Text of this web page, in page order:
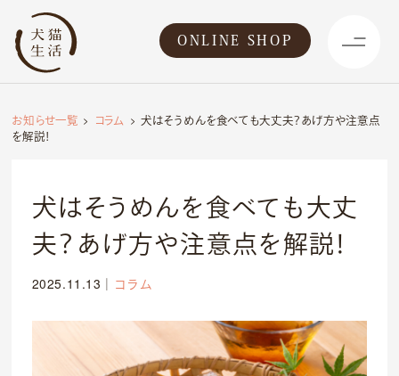
ONLINE SHOP
お知らせ一覧 コラム
犬はそうめんを食べても大丈夫？あげ方や注意点
を解説！
犬はそうめんを食べても大丈
夫？あげ方や注意点を解説！
2025.11.13 ｜ コラム